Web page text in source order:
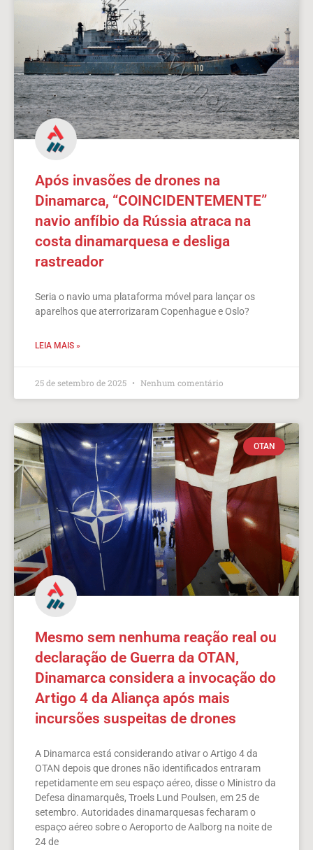
Após invasões de drones na
Dinamarca, “COINCIDENTEMENTE”
navio anfíbio da Rússia atraca na
costa dinamarquesa e desliga
rastreador
Seria o navio uma plataforma móvel para lançar os
aparelhos que aterrorizaram Copenhague e Oslo?
LEIA MAIS »
25 de setembro de 2025 Nenhum comentário
OTAN
Mesmo sem nenhuma reação real ou
declaração de Guerra da OTAN,
Dinamarca considera a invocação do
Artigo 4 da Aliança após mais
incursões suspeitas de drones
A Dinamarca está considerando ativar o Artigo 4 da
OTAN depois que drones não identificados entraram
repetidamente em seu espaço aéreo, disse o Ministro da
Defesa dinamarquês, Troels Lund Poulsen, em 25 de
setembro. Autoridades dinamarquesas fecharam o
espaço aéreo sobre o Aeroporto de Aalborg na noite de
24 de